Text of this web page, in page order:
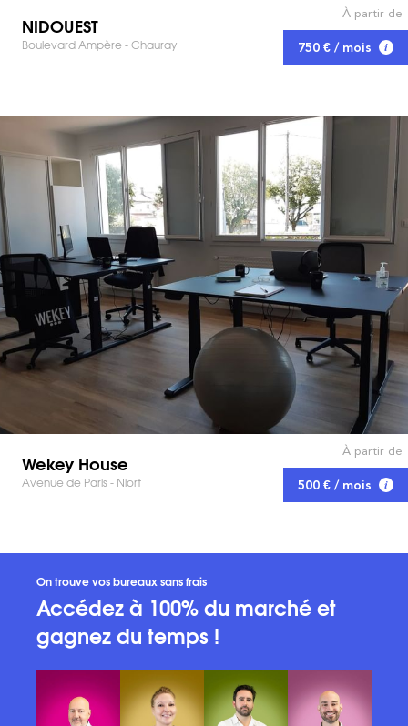
NIDOUEST
Boulevard Ampère - Chauray
À partir de
750 € / mois
Wekey House
Avenue de Paris - Niort
À partir de
500 € / mois
On trouve vos bureaux sans frais
Accédez à 100% du marché et
gagnez du temps !